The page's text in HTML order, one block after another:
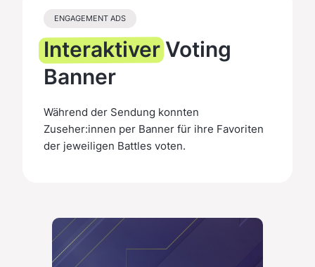
ENGAGEMENT ADS
InteraktiverVoting
Banner
Während der Sendung konnten
Zuseher:innen per Banner für ihre Favoriten
der jeweiligen Battles voten.